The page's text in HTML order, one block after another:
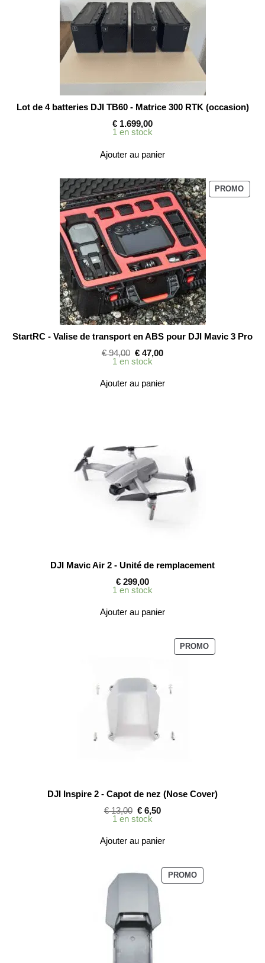
Lot de 4 batteries DJI TB60 - Matrice 300 RTK (occasion)
€ 1.699,00
1 en stock
Ajouter au panier
PROMO
EN
StartRC - Valise de transport en ABS pour DJI Mavic 3 Pro
€94,00 Le
prix
€ 94,00.
€ 47,00Le
€ 47,00.
1 en stock
Ajouter au panier
DJI Mavic Air 2 - Unité de remplacement
€ 299,00
1 en stock
Ajouter au panier
PROMOPRODUIT
EN
DJI Inspire 2 - Capot de nez (Nose Cover)
€13,00 Le
prix
€ 13,00.
€ 6,50Le
€ 6,50.
1 en stock
Ajouter au panier
PROMOPRODUIT
EN